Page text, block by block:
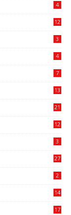
4
12
3
4
7
13
21
12
3
27
2
14
17